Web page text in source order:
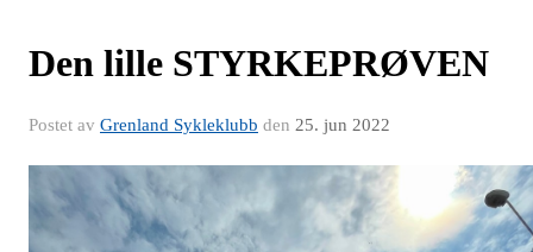
Den lille STYRKEPRØVEN
Postet av Grenland Sykleklubb den 25. jun 2022